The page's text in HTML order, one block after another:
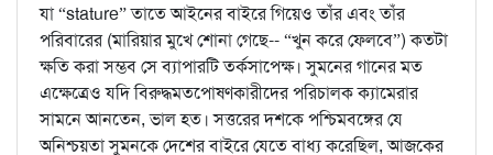
যা “stature” তাতে আইনের বাইরে গিয়েও তাঁর এবং তাঁর
পরিবারের (মারিয়ার মুখে শোনা গেছে-- “খুন করে ফেলবে”) কতটা
ক্ষতি করা সম্ভব সে ব্যাপারটি তর্কসাপেক্ষ। সুমনের গানের মত
এক্ষেত্রেও যদি বিরুদ্ধমতপোষণকারীদের পরিচালক ক্যামেরার
সামনে আনতেন, ভাল হত। সত্তরের দশকে পশ্চিমবঙ্গের যে
অনিশ্চয়তা সুমনকে দেশের বাইরে যেতে বাধ্য করেছিল, আজকের